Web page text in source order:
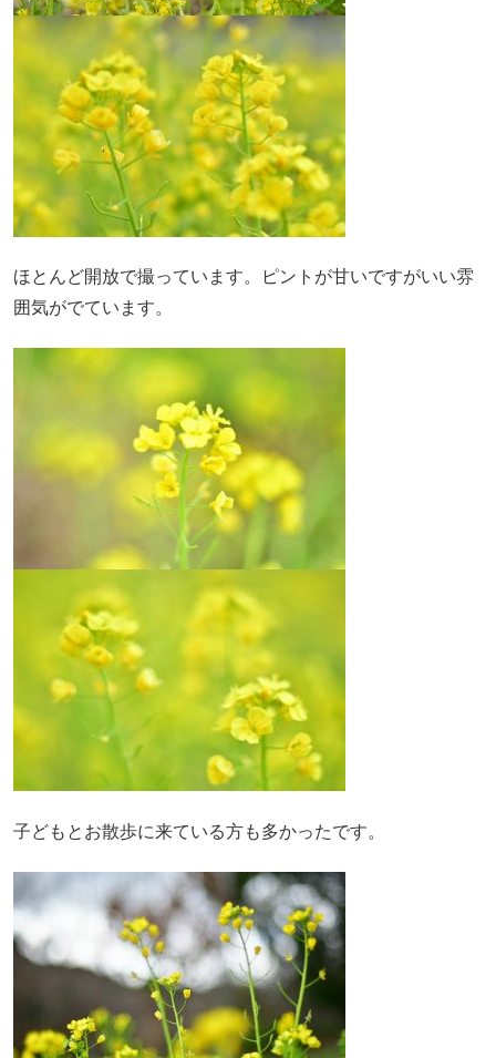
ほとんど開放で撮っています。ピントが甘いですがいい雰
囲気がでています。
子どもとお散歩に来ている方も多かったです。